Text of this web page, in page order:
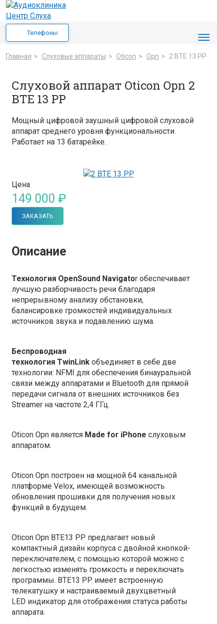
Телефоны
Главная > Cлуховые аппараты > Oticon > Opn > 2 BTE 13 PP
Слуховой аппарат Oticon Opn 2
BTE 13 PP
Мощный цифровой заушный цифровой слуховой
аппарат среднего уровня функциональности.
Работает на 13 батарейке.
Цена
149 000 ₽
ЗАКАЗАТЬ
Описание
Технология OpenSound Navigator обеспечивает
лучшую разборчивость речи благодаря
непрерывному анализу обстановки,
балансировке громкостей индивидуальных
источников звука и подавлению шума.
Беспроводная
технология TwinLink объединяет в себе две
технологии: NFMI для обеспечения бинауральной
связи между аппаратами и Bluetooth для прямой
передачи сигнала от внешних источников без
Streamer на частоте 2,4 ГГц.
Oticon Opn является Made for iPhone слуховым
аппаратом.
Oticon Opn построен на мощной 64 канальной
платформе Velox, имеющей возможность
обновления прошивки для получения новых
функций в будущем.
Oticon Opn BTE13 PP предлагает новый
компактный дизайн корпуса с двойной кнопкой-
переключателем, с помощью которой можно с
легкостью изменять громкость и переключать
программы. BTE13 PP имеет встроенную
телекатушку и настраиваемый двухцветный
LED индикатор для отображения статуса работы
аппарата.